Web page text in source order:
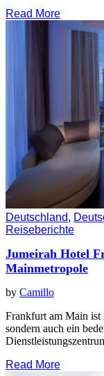
Read More
Deutschland,
Reiseberichte
Jumeirah Hotel
Mainmetropole
by Camillo
Frankfurt am Main ist
sondern auch ein
Read More